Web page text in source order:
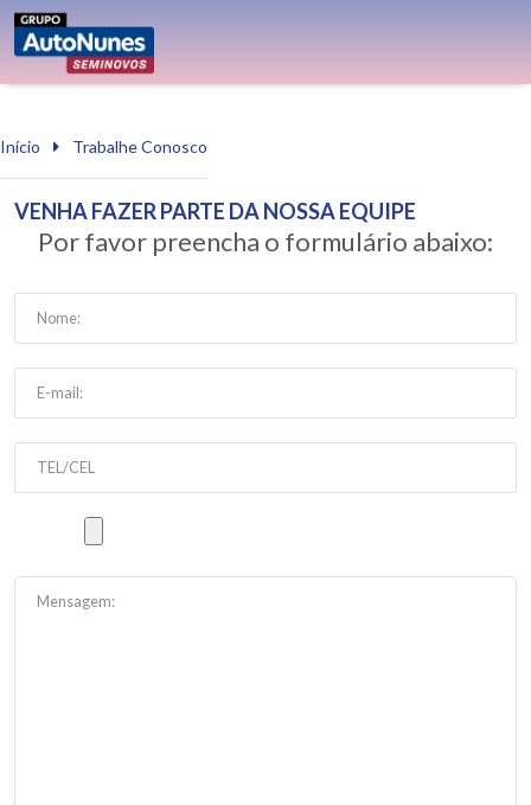
Início Trabalhe Conosco
VENHA FAZER PARTE DA NOSSA EQUIPE
Por favor preencha o formulário abaixo: